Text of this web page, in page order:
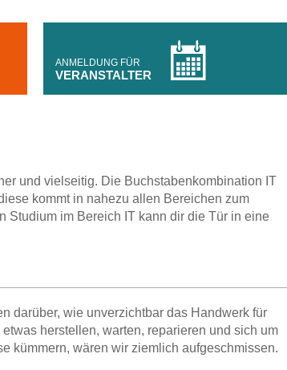
ANMELDUNG FÜR
VERANSTALTER
und vielseitig. Die Buchstabenkombination IT
kommt in nahezu allen Bereichen zum
Studium im Bereich IT kann dir die Tür in eine
darüber, wie unverzichtbar das Handwerk für
herstellen, warten, reparieren und sich um
kümmern, wären wir ziemlich aufgeschmissen.